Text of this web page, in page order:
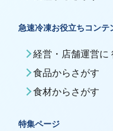
急速冷凍お役立ちコンテ
経営・店舗運営に
食品からさがす
食材からさがす
特集ページ